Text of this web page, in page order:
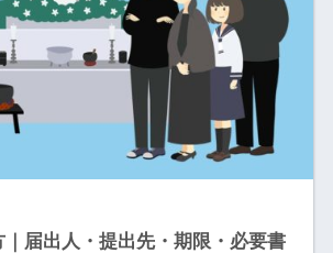
届出人・提出先・期限・必要書